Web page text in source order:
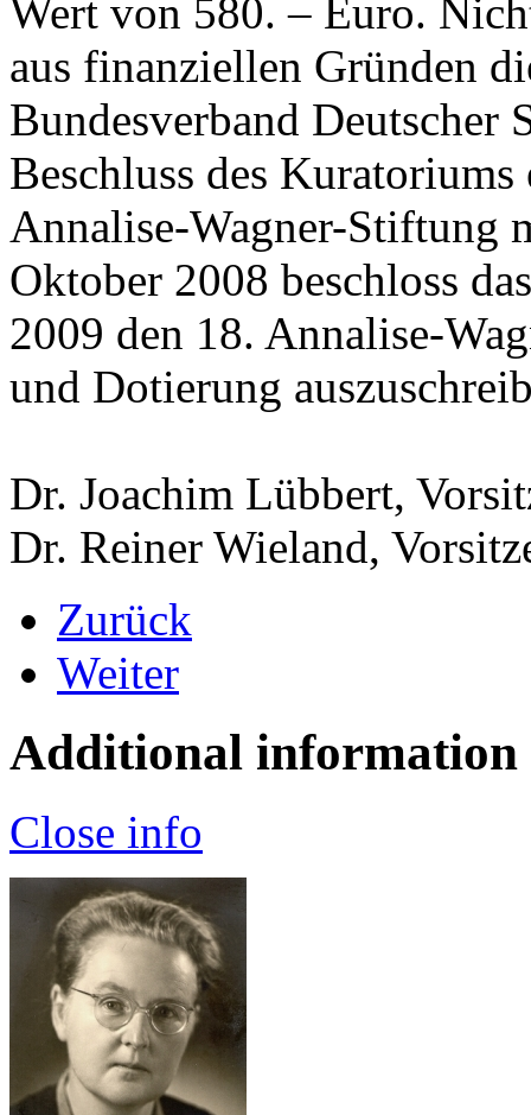
Wert von 580. – Euro.
aus finanziellen Gründen
Bundesverband
Beschluss des
Annalise-Wagner-Stiftung
Oktober 2008 beschloss
2009 den 18. Annalise-
und Dotierung
Dr. Joachim Lübbert,
Dr. Reiner Wieland,
Zurück
Weiter
Additional information
Close info